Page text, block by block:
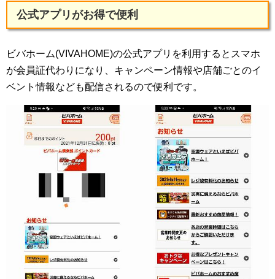
公式アプリがお得で便利
ビバホーム(VIVAHOME)の公式アプリを利用するとスマホ
が会員証代わりになり、キャンペーン情報や店舗ごとのイ
ベント情報なども配信されるので便利です。